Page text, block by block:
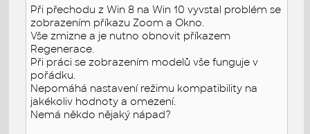
Při přechodu z Win 8 na Win 10 vyvstal problém se
zobrazením příkazu Zoom a Okno.
Vše zmizne a je nutno obnovit příkazem
Regenerace.
Při práci se zobrazením modelů vše funguje v
pořádku.
Nepomáhá nastavení režimu kompatibility na
jakékoliv hodnoty a omezení.
Nemá někdo nějaký nápad?